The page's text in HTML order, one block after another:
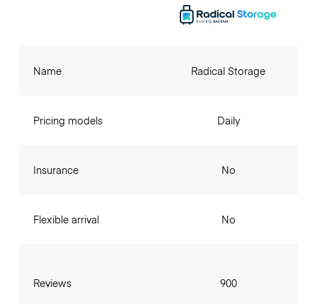
Name
Pricing models
Insurance
Flexible arrival
Reviews
Radical Storage
Daily
No
No
900